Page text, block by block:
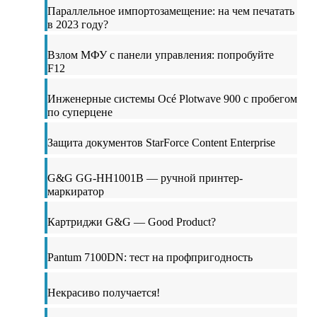
Параллельное импортозамещение: на чем печатать
в 2023 году?
Взлом МФУ с панели управления: попробуйте
F12
Инженерные системы Océ Plotwave 900 с пробегом
по суперцене
Защита документов StarForce Content Enterprise
G&G GG-HH1001B — ручной принтер-
маркиратор
Картриджи G&G — Good Product?
Pantum 7100DN: тест на профпригодность
Некрасиво получается!